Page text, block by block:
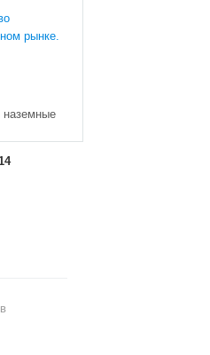
рынке.
наземные